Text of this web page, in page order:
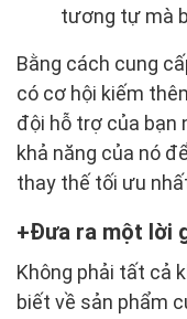
tương tự mà
Bằng cách cung
có cơ hội kiếm
đội hỗ trợ của bạn
khả năng của nó
thay thế tối ưu
Đưa ra một lời
Không phải tất cả
biết về sản phẩm